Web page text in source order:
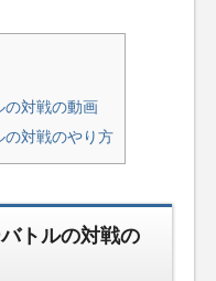
の対戦の動画
の対戦のやり方
トルの対戦の